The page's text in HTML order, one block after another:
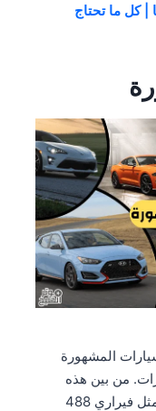
| كل ما تحتاج
المشهورة
من بين هذه
السيارات الشهيرة، يمكن ذكر سيارات مثل فيراري 488